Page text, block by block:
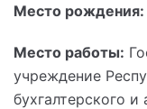
Место рождения:
Место работы:
учреждение
бухгалтерского